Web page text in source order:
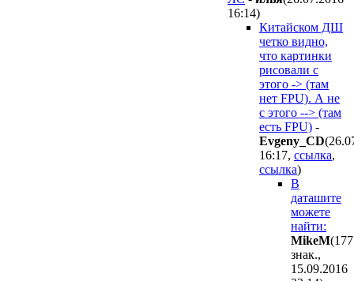
16:14)
Китайском ДШ
четко видно,
что картинки
рисовали с
этого -> (там
нет FPU). А не
с этого --> (там
есть FPU) -
Evgeny_CD
16:17, ссылка,
ссылка)
В
даташите
можете
найти:
MikeM(177
знак.,
15.09.2016